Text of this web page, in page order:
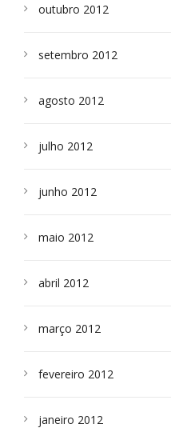
outubro 2012
setembro 2012
agosto 2012
julho 2012
junho 2012
maio 2012
abril 2012
março 2012
fevereiro 2012
janeiro 2012